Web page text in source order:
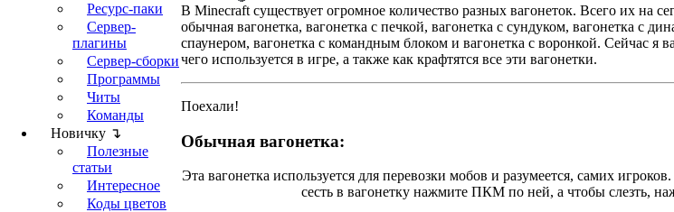
Ресурс-паки
Сервер-
плагины
Сервер-сборки
Программы
Читы
Команды
Новичку ↴
Полезные
статьи
Интересное
Коды цветов
В Minecraft существует огромное количество разных вагонеток. Всего их на
обычная вагонетка, вагонетка с печкой, вагонетка с сундуком, вагонетка с
спаунером, вагонетка с командным блоком и вагонетка с воронкой. Сейчас я
чего используется в игре, а также как крафтятся все эти вагонетки.
Поехали!
Обычная вагонетка:
Эта вагонетка используется для перевозки мобов и разумеется, самих
сесть в вагонетку нажмите ПКМ по ней, а чтобы слезть,